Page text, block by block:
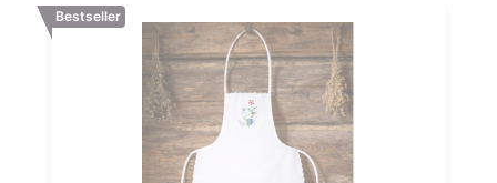
Bestseller